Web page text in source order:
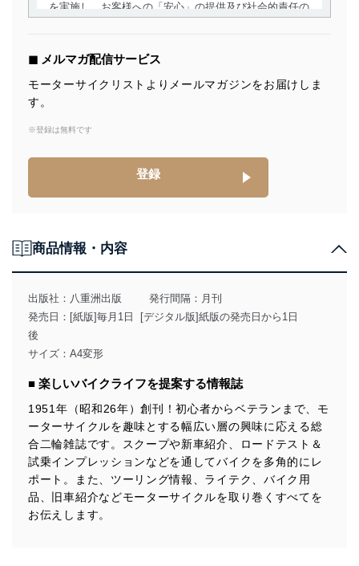
を実施し、お客様への「安心」の提供及び社会的責任の
個人情報の取得・利用・提供について
当社は、個人情報の取得・利用・提供に際して、その利
得・利用・提供を行います。また、当社が保有している
供・開示は行いません。当社においてはこれらの取り組
みを確実にするため、従業者等の教育を徹底してまいり
その他の規範を遵守します。また、当社の管理の仕組み
に、これらの法令及びその他の規範を常に適合させま
す。
に、下記セキュリティ対策をはじめとする安全対策を実
正に努めます。
アクセス制御
個人データを取り扱うことのできる機器及び当該
機器を取り扱う従業者を明確化し、 個人データへ
の不要なアクセスを防止しています。
アクセス者の識別と認証
機器に標準装備されているユーザー制御機能（ユ
◼︎ メルマガ配信サービス
モーターサイクリストよりメールマガジンをお届けしま
す。
※登録は無料です
登録
商品情報・内容
出版社： 八重洲出版
発行間隔：月刊
発売日：[紙版]毎月1日 [デジタル版]紙版の発売日から1日
後
サイズ：A4変形
■ 楽しいバイクライフを提案する情報誌
1951年（昭和26年）創刊！初心者からベテランまで、モ
ーターサイクルを趣味とする幅広い層の興味に応える総
合二輪雑誌です。スクープや新車紹介、ロードテスト＆
試乗インプレッションなどを通してバイクを多角的にレ
ポート。また、ツーリング情報、ライテク、バイク用
品、旧車紹介などモーターサイクルを取り巻くすべてを
お伝えします。